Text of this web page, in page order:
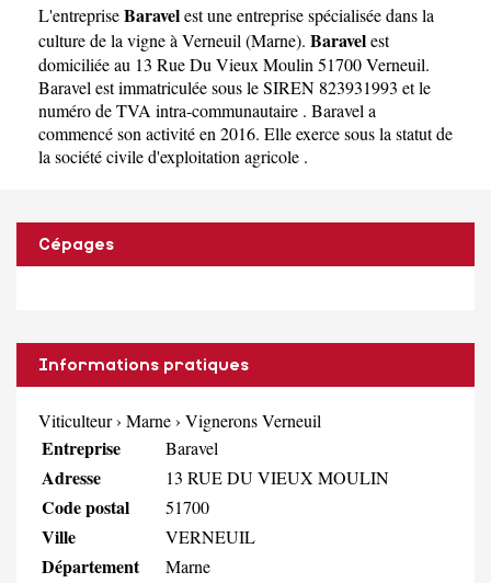
L'entrepriseBaravelest uneentreprise spécialisée dans la
culture de la vigne à Verneuil (Marne). Baravelest
domiciliée au 13 Rue Du Vieux Moulin 51700 Verneuil.
Baravel est immatriculée sous le SIREN 823931993 et le
numéro de TVA intra-communautaire . Baravel a
commencé son activité en 2016. Elle exerce sous la statut de
la société civile d'exploitation agricole .
Cépages
Informations pratiques
Viticulteur› Marne› Vignerons Verneuil
Entreprise Baravel
Adresse 13 RUE DU VIEUX MOULIN
Code postal 51700
Ville VERNEUIL
Département Marne